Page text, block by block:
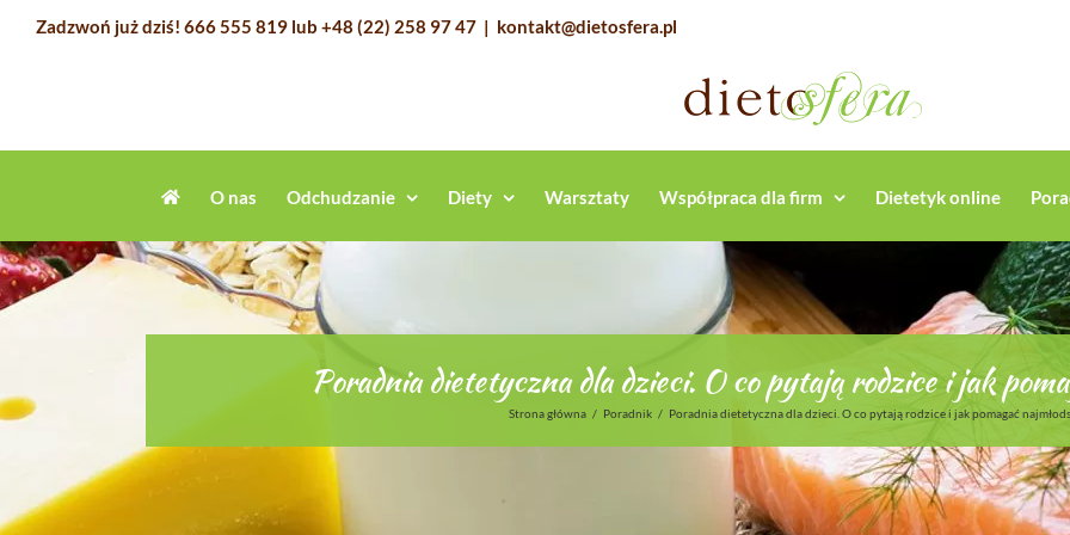
Zadzwoń już dziś! 666 555 819 lub +48 (22) 258 97 47 | kontakt@dietosfera.pl
O nas Odchudzanie Diety Warsztaty Współpraca dla firm Dietetyk online
Poradnia dietetyczna dla dzieci. O co pytają rodzice i jak
Strona główna / Poradnik / Poradnia dietetyczna dla dzieci. O co pytają rodzice i jak pomagać